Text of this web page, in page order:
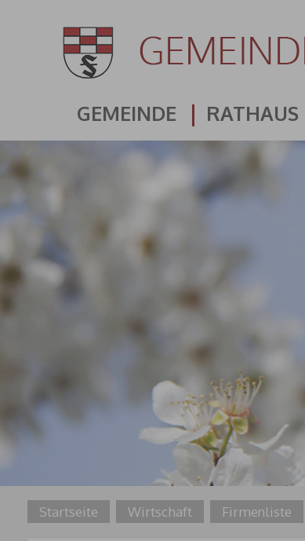
GEMEINDE RATHAUS
Startseite Wirtschaft Firmenliste